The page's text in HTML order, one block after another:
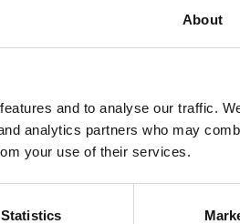
About
and to analyse our traffic.
analytics partners who may
your use of their services.
Statistics